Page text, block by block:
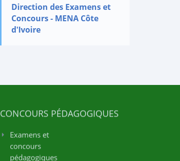
Direction des Examens et
Concours - MENA Côte
d'Ivoire
CONCOURS PÉDAGOGIQUES
Examens et
concours
pédagogiques